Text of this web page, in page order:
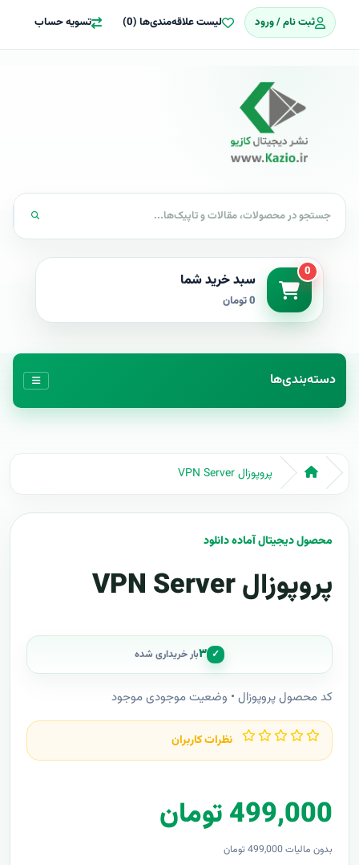
ثبت نام / ورود لیست علاقه‌مندی‌ها (0) تسویه حساب
0 سبد خرید شما
0 تومان
دسته‌بندی‌ها
پروپوزال VPN Server
محصول دیجیتال آماده دانلود
پروپوزال VPN Server
✓ ۳بار خریداری شده
کد محصول پروپوزال • وضعیت موجودی موجود
نظرات کاربران
499,000 تومان
بدون مالیات 499,000 تومان